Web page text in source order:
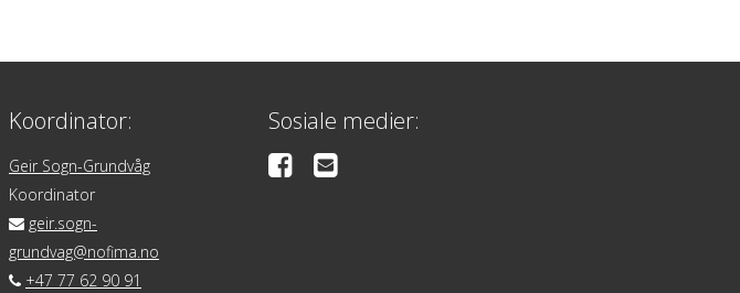
Koordinator:
Geir Sogn-Grundvåg
Koordinator
geir.sogn-
grundvag@nofima.no
+47 77 62 90 91
Sosiale medier: